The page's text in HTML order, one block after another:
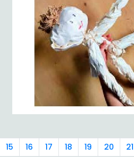
15 16 17 18 19 20 21